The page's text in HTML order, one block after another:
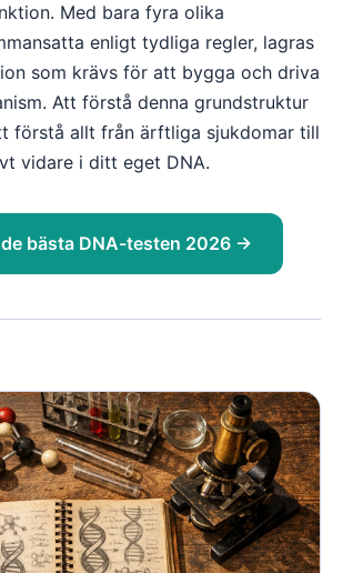
Med bara fyra olika
enligt tydliga regler, lagras
som krävs för att bygga och driva
Att förstå denna grundstruktur
förstå allt från ärftliga sjukdomar till
vidare i ditt eget DNA.
bästa DNA-testen 2026 →